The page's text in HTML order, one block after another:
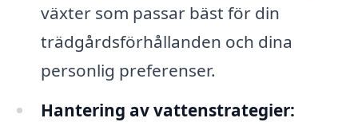
växter som passar bäst för din
trädgårdsförhållanden och dina
personlig preferenser.
Hantering av vattenstrategier: